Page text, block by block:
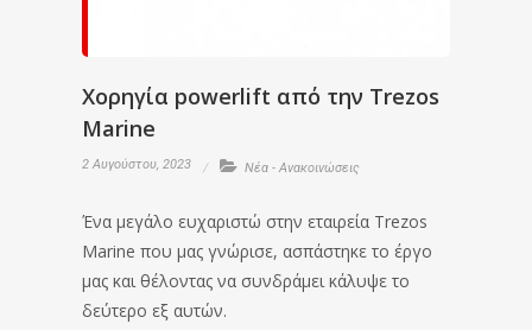
Χορηγία powerlift από την Trezos
Marine
2 Αυγούστου, 2023 Νέα - Ανακοινώσεις
Ένα μεγάλο ευχαριστώ στην εταιρεία Trezos
Marine που μας γνώρισε, ασπάστηκε το έργο
μας και θέλοντας να συνδράμει κάλυψε το
δεύτερο εξ αυτών.